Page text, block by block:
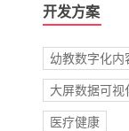
开发方案
幼教数字化内
大屏数据可视
医疗健康